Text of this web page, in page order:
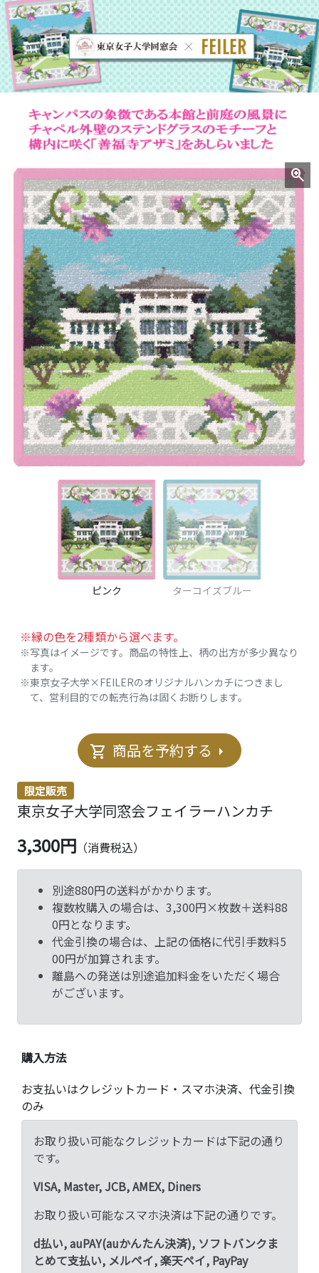
前へ 次へ
ピンク ターコイズブルー
※縁の色を2種類から選べます。
※写真はイメージです。商品の特性上、柄の出方が多少異なり
ます。
※東京女子大学×FEILERのオリジナルハンカチにつきまし
て、営利目的での転売行為は固くお断りします。
shopping_cart 商品を予約する arrow_right
限定販売
東京女子大学同窓会フェイラーハンカチ
3,300円 （消費税込）
別途880円の送料がかかります。
複数枚購入の場合は、3,300円×枚数＋送料88
0円となります。
代金引換の場合は、上記の価格に代引手数料5
00円が加算されます。
離島への発送は別途追加料金をいただく場合
がございます。
購入方法
お支払いはクレジットカード・スマホ決済、代金引換
のみ
お取り扱い可能なクレジットカードは下記の通り
です。
VISA, Master, JCB, AMEX, Diners
お取り扱い可能なスマホ決済は下記の通りです。
d払い, auPAY(auかんたん決済), ソフトバンクま
とめて支払い, メルペイ, 楽天ペイ, PayPay